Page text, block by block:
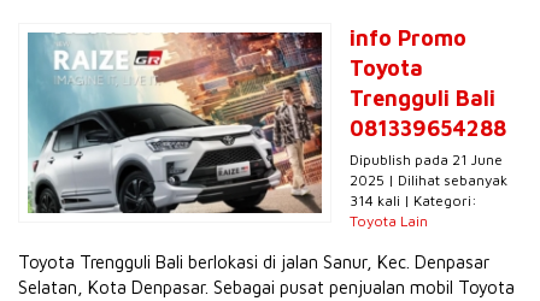
info Promo
Toyota
Trengguli Bali
081339654288
Dipublish pada 21 June
2025 | Dilihat sebanyak
314 kali | Kategori:
Toyota Lain
Toyota Trengguli Bali berlokasi di jalan Sanur, Kec. Denpasar
Selatan, Kota Denpasar. Sebagai pusat penjualan mobil Toyota